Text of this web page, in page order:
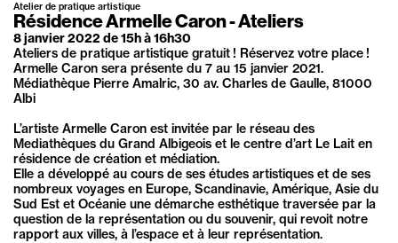
Atelier de pratique artistique
Résidence Armelle Caron - Ateliers
8janvier2022 de 15h à 16h30
Ateliers de pratique artistique gratuit ! Réservez votre place !
Armelle Caron sera présente du 7 au 15 janvier 2021.
Médiathèque Pierre Amalric, 30 av. Charles de Gaulle, 81000
Albi
L’artiste Armelle Caron est invitée par le réseau des
Mediathèques du Grand Albigeois et le centre d’art Le Lait en
résidence de création et médiation.
Elle a développé au cours de ses études artistiques et de ses
nombreux voyages en Europe, Scandinavie, Amérique, Asie du
Sud Est et Océanie une démarche esthétique traversée par la
question de la représentation ou du souvenir, qui revoit notre
rapport aux villes, à l’espace et à leur représentation.